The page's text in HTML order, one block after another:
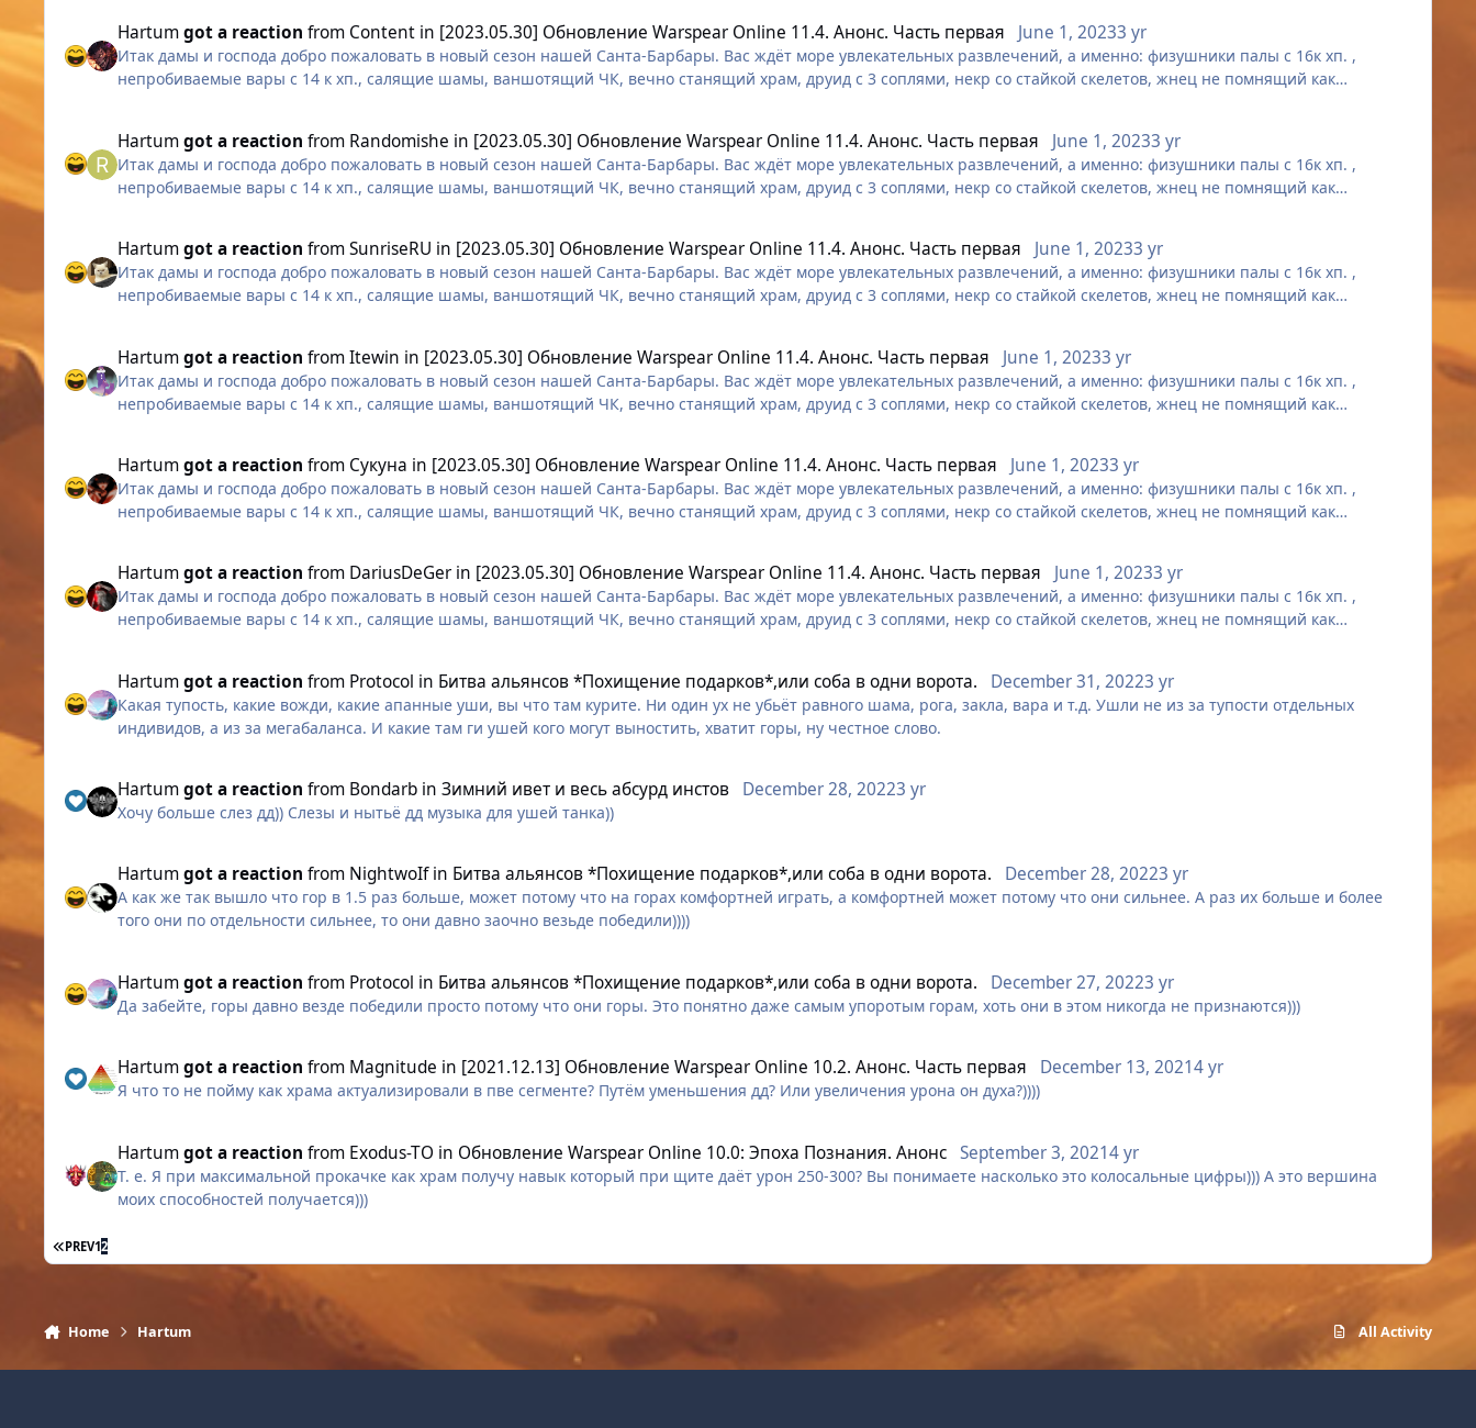
Hartumgot a reaction from Content in [2023.05.30] Обновление Warspear Online 11.4. Анонс. Часть первая June 1, 20233 yr
Итак дамы и господа добро пожаловать в новый сезон нашей Санта-Барбары. Вас ждёт море увлекательных развлечений, а именно: физушники палы с 16к хп. ,
непробиваемые вары с 14 к хп., салящие шамы, ваншотящий ЧК, вечно станящий храм, друид с 3 соплями, некр со стайкой скелетов, жнец не помнящий как
Hartumgot a reaction from Randomishe in [2023.05.30] Обновление Warspear Online 11.4. Анонс. Часть первая June 1, 20233 yr
Итак дамы и господа добро пожаловать в новый сезон нашей Санта-Барбары. Вас ждёт море увлекательных развлечений, а именно: физушники палы с 16к хп. ,
непробиваемые вары с 14 к хп., салящие шамы, ваншотящий ЧК, вечно станящий храм, друид с 3 соплями, некр со стайкой скелетов, жнец не помнящий как
Hartumgot a reaction fromSunriseRU in [2023.05.30] Обновление Warspear Online 11.4. Анонс. Часть первая June 1, 20233 yr
Итак дамы и господа добро пожаловать в новый сезон нашей Санта-Барбары. Вас ждёт море увлекательных развлечений, а именно: физушники палы с 16к хп. ,
непробиваемые вары с 14 к хп., салящие шамы, ваншотящий ЧК, вечно станящий храм, друид с 3 соплями, некр со стайкой скелетов, жнец не помнящий как
Hartumgot a reaction fromItewin in [2023.05.30] Обновление Warspear Online 11.4. Анонс. Часть первая June 1, 20233 yr
Итак дамы и господа добро пожаловать в новый сезон нашей Санта-Барбары. Вас ждёт море увлекательных развлечений, а именно: физушники палы с 16к хп. ,
непробиваемые вары с 14 к хп., салящие шамы, ваншотящий ЧК, вечно станящий храм, друид с 3 соплями, некр со стайкой скелетов, жнец не помнящий как
Hartumgot a reaction from Сукуна in [2023.05.30] Обновление Warspear Online 11.4. Анонс. Часть первая June 1, 20233 yr
Итак дамы и господа добро пожаловать в новый сезон нашей Санта-Барбары. Вас ждёт море увлекательных развлечений, а именно: физушники палы с 16к хп. ,
непробиваемые вары с 14 к хп., салящие шамы, ваншотящий ЧК, вечно станящий храм, друид с 3 соплями, некр со стайкой скелетов, жнец не помнящий как
Hartumgot a reaction from DariusDeGer in [2023.05.30] Обновление Warspear Online 11.4. Анонс. Часть первая June 1, 20233 yr
Итак дамы и господа добро пожаловать в новый сезон нашей Санта-Барбары. Вас ждёт море увлекательных развлечений, а именно: физушники палы с 16к хп. ,
непробиваемые вары с 14 к хп., салящие шамы, ваншотящий ЧК, вечно станящий храм, друид с 3 соплями, некр со стайкой скелетов, жнец не помнящий как
Hartumgot a reaction from Protocol in Битва альянсов *Похищение подарков*,или соба в одни ворота. December 31, 20223 yr
Какая тупость, какие вожди, какие апанные уши, вы что там курите. Ни один ух не убьёт равного шама, рога, закла, вара и т.д. Ушли не из за тупости отдельных
индивидов, а из за мегабаланса. И какие там ги ушей кого могут выностить, хватит горы, ну честное слово.
Hartumgot a reaction from Bondarb inЗимний ивет и весь абсурд инстов December 28, 20223 yr
Хочу больше слез дд)) Слезы и нытьё дд музыка для ушей танка))
Hartumgot a reaction from NightwoIfin Битва альянсов *Похищение подарков*,или соба в одни ворота. December 28, 20223 yr
А как же так вышло что гор в 1.5 раз больше, может потому что на горах комфортней играть, а комфортней может потому что они сильнее. А раз их больше и более
того они по отдельности сильнее, то они давно заочно везьде победили))))
Hartumgot a reaction from Protocol in Битва альянсов *Похищение подарков*,или соба в одни ворота. December 27, 20223 yr
Да забейте, горы давно везде победили просто потому что они горы. Это понятно даже самым упоротым горам, хоть они в этом никогда не признаются)))
Hartumgot a reaction from Magnitude in [2021.12.13] Обновление Warspear Online 10.2. Анонс. Часть первая December 13, 20214 yr
Я что то не пойму как храма актуализировали в пве сегменте? Путём уменьшения дд? Или увеличения урона он духа?))))
Hartumgot a reaction from Exodus-TO in Обновление Warspear Online 10.0: Эпоха Познания. Анонс September 3, 20214 yr
Т. е. Я при максимальной прокачке как храм получу навык который при щите даёт урон 250-300? Вы понимаете насколько это колосальные цифры))) А это вершина
моих способностей получается)))
FIRST PAGE
PREV12
Home Hartum All Activity